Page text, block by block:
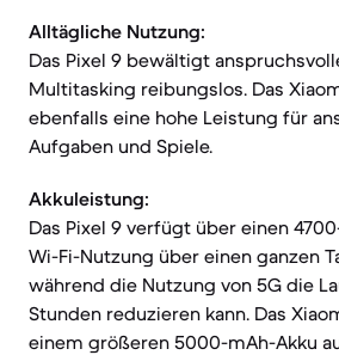
Alltägliche Nutzung:
Das Pixel 9 bewältigt
Multitasking reibungslos. Das
ebenfalls eine hohe Leistung für
Aufgaben und Spiele.
Akkuleistung:
Das Pixel 9 verfügt über einen
Wi-Fi-Nutzung über einen ganzen
während die Nutzung von 5G die
Stunden reduzieren kann. Das
einem größeren 5000-mAh-Akku